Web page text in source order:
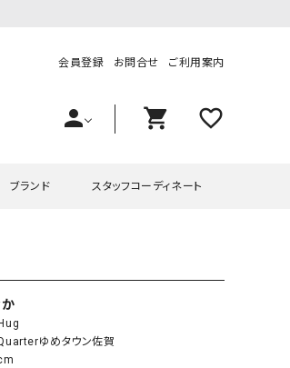
会員登録 お問合せ ご利用案内
person shopping_cart favorite_outline
ブランド
/アンジェリコルーチェ
）
）
スタッフコーディネート
ゆめタウン佐賀